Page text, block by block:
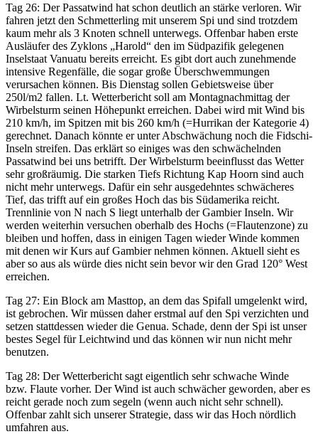
Tag 26: Der Passatwind hat schon deutlich an stärke verloren. Wir
fahren jetzt den Schmetterling mit unserem Spi und sind trotzdem
kaum mehr als 3 Knoten schnell unterwegs. Offenbar haben erste
Ausläufer des Zyklons „Harold“ den im Südpazifik gelegenen
Inselstaat Vanuatu bereits erreicht. Es gibt dort auch zunehmende
intensive Regenfälle, die sogar große Überschwemmungen
verursachen können. Bis Dienstag sollen Gebietsweise über
250l/m2 fallen. Lt. Wetterbericht soll am Montagnachmittag der
Wirbelsturm seinen Höhepunkt erreichen. Dabei wird mit Wind bis
210 km/h, im Spitzen mit bis 260 km/h (=Hurrikan der Kategorie 4)
gerechnet. Danach könnte er unter Abschwächung noch die Fidschi-
Inseln streifen. Das erklärt so einiges was den schwächelnden
Passatwind bei uns betrifft. Der Wirbelsturm beeinflusst das Wetter
sehr großräumig. Die starken Tiefs Richtung Kap Hoorn sind auch
nicht mehr unterwegs. Dafür ein sehr ausgedehntes schwächeres
Tief, das trifft auf ein großes Hoch das bis Südamerika reicht.
Trennlinie von N nach S liegt unterhalb der Gambier Inseln. Wir
werden weiterhin versuchen oberhalb des Hochs (=Flautenzone) zu
bleiben und hoffen, dass in einigen Tagen wieder Winde kommen
mit denen wir Kurs auf Gambier nehmen können. Aktuell sieht es
aber so aus als würde dies nicht sein bevor wir den Grad 120° West
erreichen.
Tag 27: Ein Block am Masttop, an dem das Spifall umgelenkt wird,
ist gebrochen. Wir müssen daher erstmal auf den Spi verzichten und
setzen stattdessen wieder die Genua. Schade, denn der Spi ist unser
bestes Segel für Leichtwind und das können wir nun nicht mehr
benutzen.
Tag 28: Der Wetterbericht sagt eigentlich sehr schwache Winde
bzw. Flaute vorher. Der Wind ist auch schwächer geworden, aber es
reicht gerade noch zum segeln (wenn auch nicht sehr schnell).
Offenbar zahlt sich unserer Strategie, dass wir das Hoch nördlich
umfahren aus.